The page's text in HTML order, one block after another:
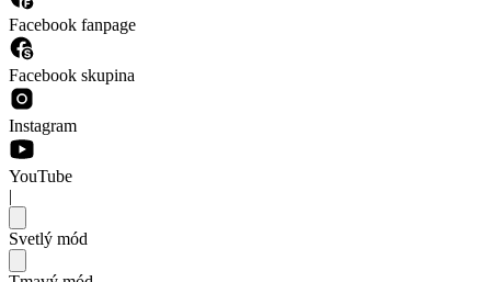
Facebook fanpage
Facebook skupina
Instagram
YouTube
|
Svetlý mód